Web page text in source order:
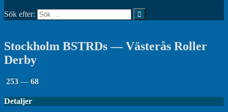
Sök efter:
Stockholm BSTRDs — Västerås Roller
Derby
253 — 68
Detaljer